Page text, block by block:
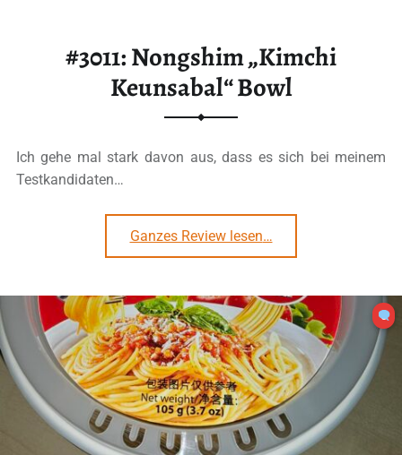
#3011: Nongshim „Kimchi
Keunsabal“ Bowl
Ich gehe mal stark davon aus, dass es sich bei meinem
Testkandidaten…
Ganzes Review lesen…
0